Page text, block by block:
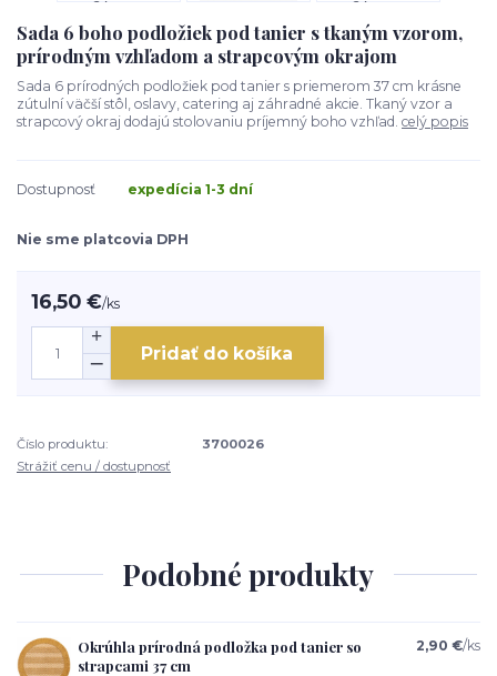
Sada 6 boho podložiek pod tanier s tkaným vzorom,
prírodným vzhľadom a strapcovým okrajom
Sada 6 prírodných podložiek pod tanier s priemerom 37 cm krásne
zútulní väčší stôl, oslavy, catering aj záhradné akcie. Tkaný vzor a
strapcový okraj dodajú stolovaniu príjemný boho vzhľad. celý popis
Dostupnosť expedícia 1-3 dní
Nie sme platcovia DPH
16,50 €/ks
Pridať do košíka
Číslo produktu:
3700026
Strážiť cenu / dostupnosť
Podobné produkty
Okrúhla prírodná podložka pod tanier so
strapcami 37 cm
2,90 €/ks